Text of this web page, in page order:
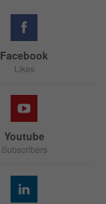
Facebook
Likes
Youtube
Subscribers